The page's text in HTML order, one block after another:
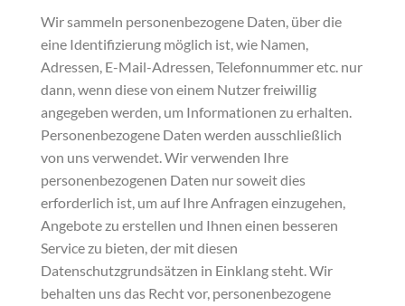
Wir sammeln personenbezogene Daten, über die
eine Identifizierung möglich ist, wie Namen,
Adressen, E-Mail-Adressen, Telefonnummer etc. nur
dann, wenn diese von einem Nutzer freiwillig
angegeben werden, um Informationen zu erhalten.
Personenbezogene Daten werden ausschließlich
von uns verwendet. Wir verwenden Ihre
personenbezogenen Daten nur soweit dies
erforderlich ist, um auf Ihre Anfragen einzugehen,
Angebote zu erstellen und Ihnen einen besseren
Service zu bieten, der mit diesen
Datenschutzgrundsätzen in Einklang steht. Wir
behalten uns das Recht vor, personenbezogene